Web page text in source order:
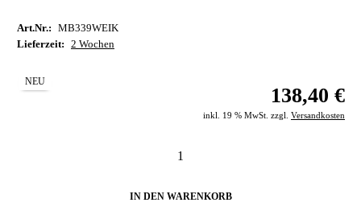
Art.Nr.:
MB339WEIK
Lieferzeit:
2 Wochen
NEU
138,40 €
inkl. 19 % MwSt. zzgl. Versandkosten
IN DEN WARENKORB